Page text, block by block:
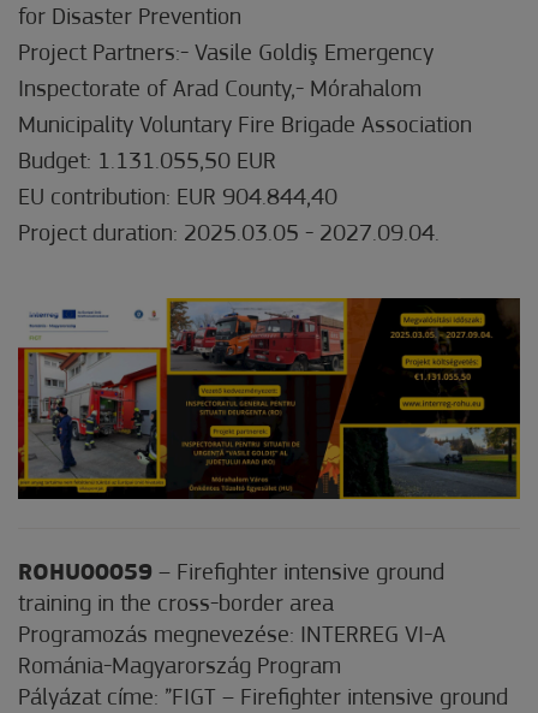
for Disaster Prevention
Project Partners:- Vasile Goldiş Emergency
Inspectorate of Arad County,- Mórahalom
Municipality Voluntary Fire Brigade Association
Budget: 1.131.055,50 EUR
EU contribution: EUR 904.844,40
Project duration: 2025.03.05 - 2027.09.04.
ROHU00059 – Firefighter intensive ground
training in the cross-border area
Programozás megnevezése: INTERREG VI-A
Románia-Magyarország Program
Pályázat címe: ”FIGT – Firefighter intensive ground